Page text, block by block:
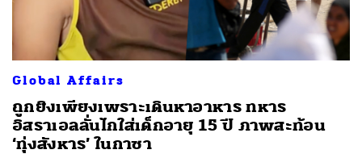
Global Affairs
ถูกยิงเพียงเพราะเดินหาอาหาร ทหาร
อิสราเอลลั่นไกใส่เด็กอายุ 15 ปี ภาพสะท้อน
‘ทุ่งสังหาร’ ในกาซา